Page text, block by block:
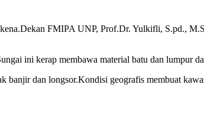
FMIPA UNP, Prof.Dr. Yulkifli, ‌S.pd.,
ini kerap ‌membawa material batu dan lumpur
dan longsor.Kondisi geografis membuat